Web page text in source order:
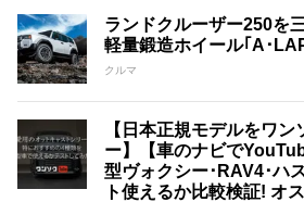
ランドクルーザー250を
軽量鍛造ホイール｢A･
クルマ
【日本正規モデルをワ
ー】【車のナビで
型ヴォクシー･RAV4･ハ
ト使えるか比較検証! オ